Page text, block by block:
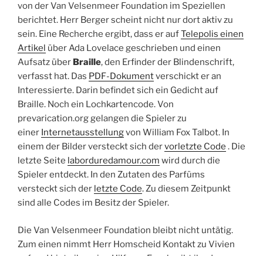
von der Van Velsenmeer Foundation im Speziellen
berichtet. Herr Berger scheint nicht nur dort aktiv zu
sein. Eine Recherche ergibt, dass er aufTelepolis einen
Artikel über Ada Lovelace geschrieben und einen
Aufsatz über Braille, den Erfinder der Blindenschrift,
verfasst hat. Das PDF-Dokumentverschickt er an
Interessierte. Darin befindet sich ein Gedicht auf
Braille. Noch ein Lochkartencode. Von
prevarication.org gelangen die Spieler zu
einer Internetausstellungvon William Fox Talbot. In
einem der Bilder versteckt sich dervorletzte Code . Die
letzte Seite laborduredamour.com wird durch die
Spieler entdeckt. In den Zutaten des Parfüms
versteckt sich der letzte Code. Zu diesem Zeitpunkt
sind alle Codes im Besitz der Spieler.
Die Van Velsenmeer Foundation bleibt nicht untätig.
Zum einen nimmt Herr Homscheid Kontakt zu Vivien